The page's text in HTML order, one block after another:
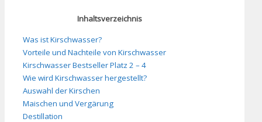
Inhaltsverzeichnis
Was ist Kirschwasser?
Vorteile und Nachteile von Kirschwasser
Kirschwasser Bestseller Platz 2 – 4
Wie wird Kirschwasser hergestellt?
Auswahl der Kirschen
Maischen und Vergärung
Destillation